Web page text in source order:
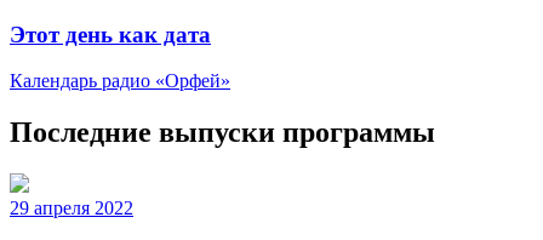
Этот день как дата
Календарь радио «Орфей»
Последние выпуски программы
29 апреля 2022